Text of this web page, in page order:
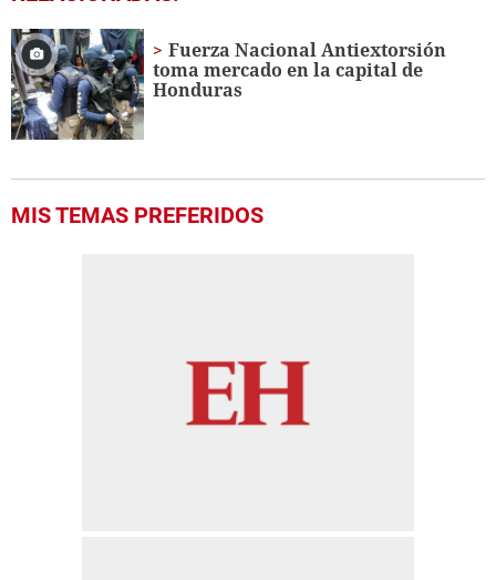
seconds
3
minutes,
55
seconds
Fuerza Nacional Antiextorsión
toma mercado en la capital de
Honduras
MIS TEMAS PREFERIDOS